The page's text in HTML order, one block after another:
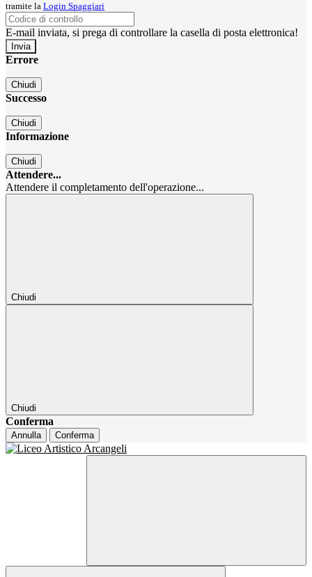
tramite la Login Spaggiari
E-mail inviata, si prega di controllare la casella di posta elettronica!
Errore
Chiudi
Successo
Chiudi
Informazione
Chiudi
Attendere...
Attendere il completamento dell'operazione...
Chiudi
Chiudi
Conferma
Annulla Conferma